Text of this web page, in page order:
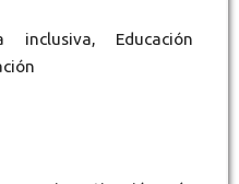
inclusiva, Educación